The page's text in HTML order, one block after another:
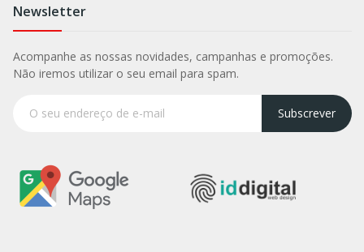
Newsletter
Acompanhe as nossas novidades, campanhas e promoções.
Não iremos utilizar o seu email para spam.
Subscrever